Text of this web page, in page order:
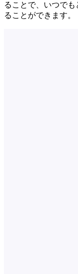
ることで、いつで
ることができます。